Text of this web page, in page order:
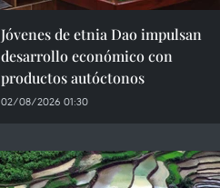
Jóvenes de etnia Dao impulsan
desarrollo económico con
productos autóctonos
02/08/2026 01:30